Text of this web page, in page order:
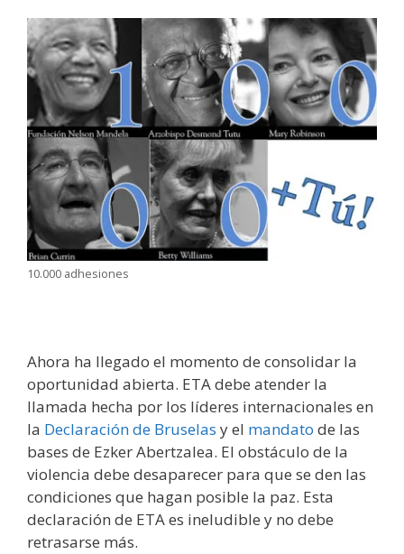
10.000 adhesiones
Ahora ha llegado el momento de consolidar la
oportunidad abierta. ETA debe atender la
llamada hecha por los líderes internacionales en
la Declaración de Bruselas y el mandato de las
bases de Ezker Abertzalea. El obstáculo de la
violencia debe desaparecer para que se den las
condiciones que hagan posible la paz. Esta
declaración de ETA es ineludible y no debe
retrasarse más.